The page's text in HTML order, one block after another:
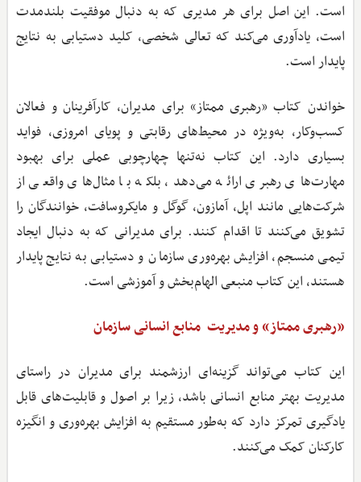
است. این اصل برای هر مدیری که به دنبال موفقیت بلندمدت
است، یادآوری می‌کند که تعالی شخصی، کلید دستیابی به نتایج
پایدار است.
خواندن کتاب «رهبری ممتاز» برای مدیران، کارآفرینان و فعالان
کسب‌وکار، به‌ویژه در محیط‌های رقابتی و پویای امروزی، فواید
بسیاری دارد. این کتاب نه‌تنها چهارچوبی عملی برای بهبود
مهارت‌های رهبری ارائه می‌دهد، بلکه با مثال‌های واقعی از
شرکت‌هایی مانند اپل، آمازون، گوگل و مایکروسافت، خوانندگان را
تشویق می‌کنند تا اقدام کنند. برای مدیرانی که به دنبال ایجاد
تیمی منسجم، افزایش بهره‌وری سازمان و دستیابی به نتایج پایدار
هستند، این کتاب منبعی الهام‌بخش و آموزشی است.
«رهبری ممتاز» و مدیریت منابع انسانی سازمان
این کتاب می‌تواند گزینه‌ای ارزشمند برای مدیران در راستای
مدیریت بهتر منابع انسانی باشد، زیرا بر اصول و قابلیت‌های قابل
یادگیری تمرکز دارد که به‌طور مستقیم به افزایش بهره‌وری و انگیزه
کارکنان کمک می‌کنند.